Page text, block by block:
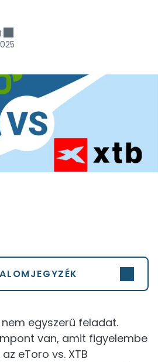
egyszerű feladat.
van, amit figyelembe
eToro vs. XTB